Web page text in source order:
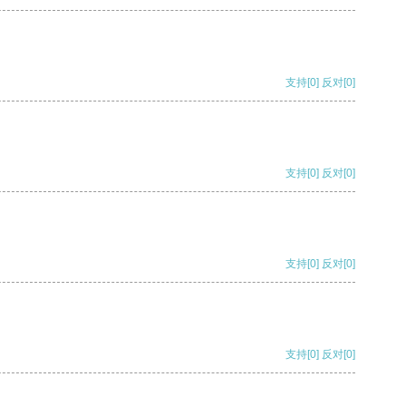
支持[0] 反对[0]
支持[0] 反对[0]
支持[0] 反对[0]
支持[0] 反对[0]